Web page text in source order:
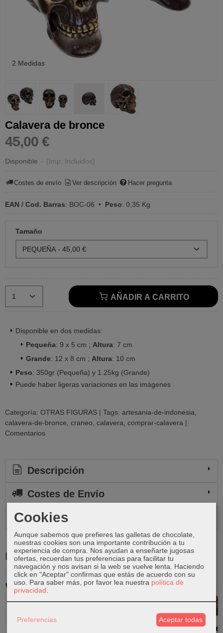
2 Medidas
Calavera de bronce
45,00 €
Disponible - (Imp. Incluidos)
Costes de envío Ver descripción Hacer pregunta
EAN / Cod. Barras: BOC-06 • Peso: 0,35 Kg
Tamaño
AÑADIR A CARRITO
Disponible en dos medidas:
Pequeña: 9 x 5 cm ; Altura: 7 cm
Grande: 12 x 8 cm ; Altura: 10 cm
Peso: 350gr (Pequeña) y 1.25kg (Grande)
Puede haber ligeras variaciones en las imágenes
Categoría: OTRAS FIGURAS | Tags: artesania-de-indonesia
calavera-de-bronce craneo calavera comprar-calavera |
Comentarios
Descripción
Costes de Envío
Comentarios
Productos Relacionados
Agotado
Calavera de
Calavera de
Cookies
Aunque sabemos que prefieres las galletas de chocolate,
nuestras cookies son una importante contribución a tu
experiencia de compra. Nos ayudan a enseñarte jugosas
ofertas, recuerdan tus preferencias para facilitar tu
navegación y nos avisan si la web se vuelve lenta. Haciendo
click en "Aceptar" confirmas que estás de acuerdo con su
uso. Para saber más, por favor lea nuestra política de
privacidad
Preferencias Aceptar todas